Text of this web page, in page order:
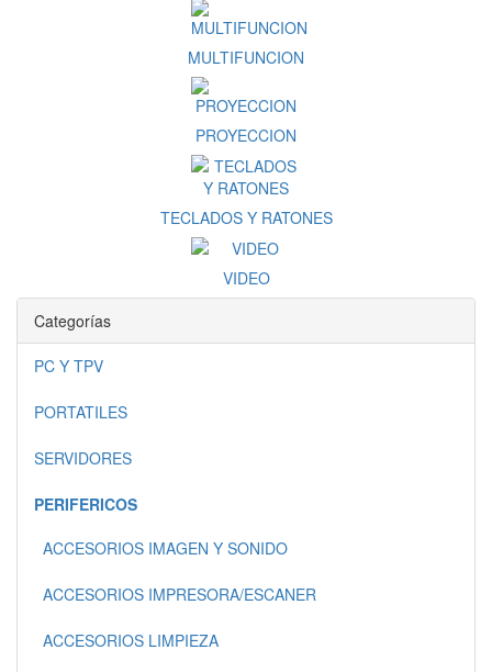
MULTIFUNCION
PROYECCION
TECLADOS Y RATONES
VIDEO
Categorías
PC Y TPV
PORTATILES
SERVIDORES
PERIFERICOS
ACCESORIOS IMAGEN Y SONIDO
ACCESORIOS IMPRESORA/ESCANER
ACCESORIOS LIMPIEZA